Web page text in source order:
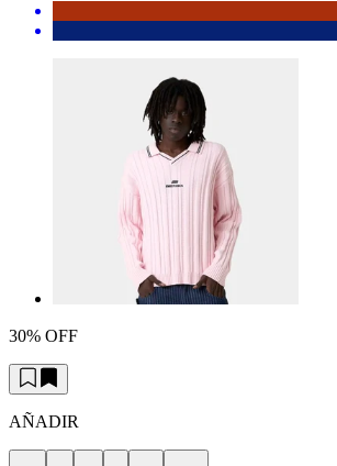
30% OFF
AÑADIR